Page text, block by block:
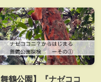
舞鶴公園】『ナゼココ